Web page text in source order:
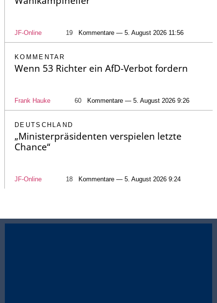
JF-Online 19 Kommentare — 5. August 2026 11:56
KOMMENTAR
Wenn 53 Richter ein AfD-Verbot fordern
Frank Hauke 60 Kommentare — 5. August 2026 9:26
DEUTSCHLAND
„Ministerpräsidenten verspielen letzte
Chance“
JF-Online 18 Kommentare — 5. August 2026 9:24